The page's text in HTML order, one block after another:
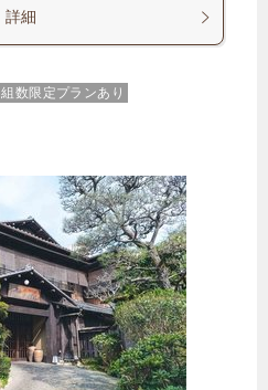
詳細
組数限定プランあり